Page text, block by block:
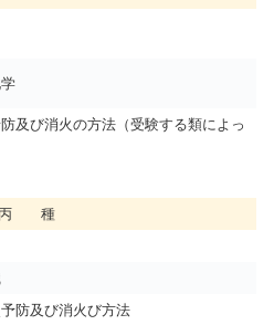
及び消火の方法（受験する類によっ
種
防及び消火び方法